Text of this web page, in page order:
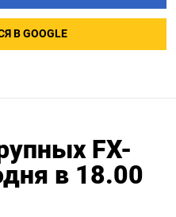
В GOOGLE
FX-
в 18.00